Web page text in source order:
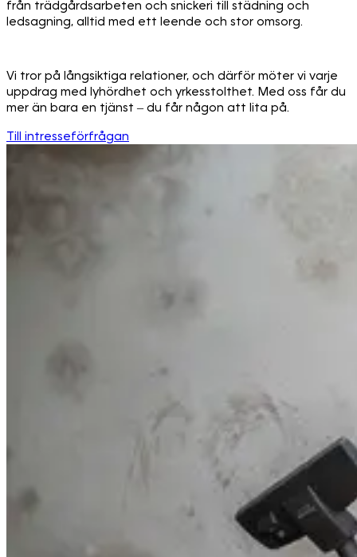
från trädgårdsarbeten och snickeri till städning och
ledsagning, alltid med ett leende och stor omsorg.
Vi tror på långsiktiga relationer, och därför möter vi varje
uppdrag med lyhördhet och yrkesstolthet. Med oss får du
mer än bara en tjänst – du får någon att lita på.
Till intresseförfrågan